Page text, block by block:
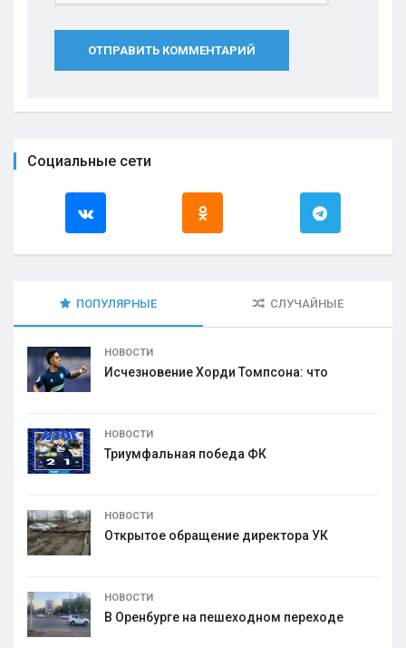
ОТПРАВИТЬ КОММЕНТАРИЙ
Социальные сети
ПОПУЛЯРНЫЕ СЛУЧАЙНЫЕ
НОВОСТИ
Исчезновение Хорди Томпсона: что
НОВОСТИ
Триумфальная победа ФК
НОВОСТИ
Открытое обращение директора УК
НОВОСТИ
В Оренбурге на пешеходном переходе